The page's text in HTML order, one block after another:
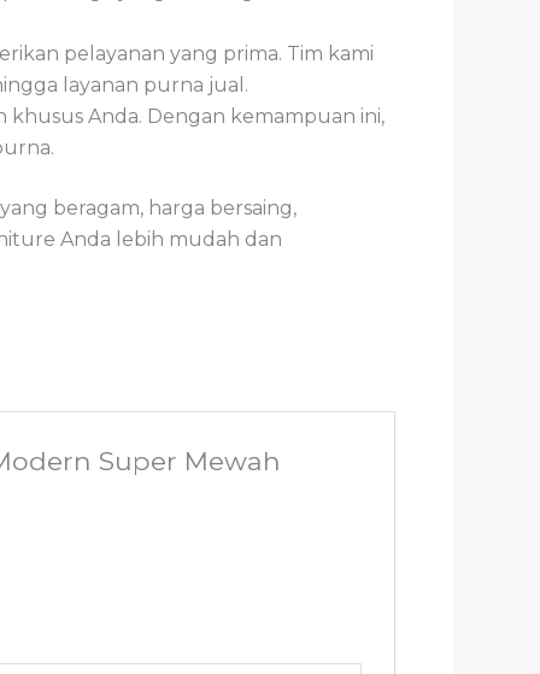
pelayanan yang prima. Tim kami
layanan purna jual.
Anda. Dengan kemampuan ini,
beragam, harga bersaing,
Anda lebih mudah dan
Super Mewah